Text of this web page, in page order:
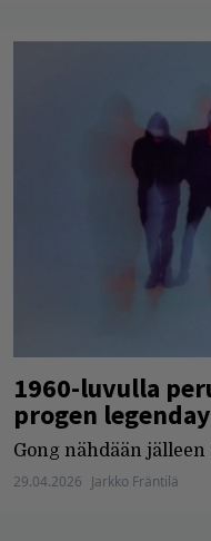
1960-luvulla
progen
Gong nähdään jälleen
29.04.2026 Jarkko Fräntilä